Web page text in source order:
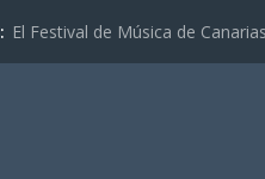
El Festival de Música de